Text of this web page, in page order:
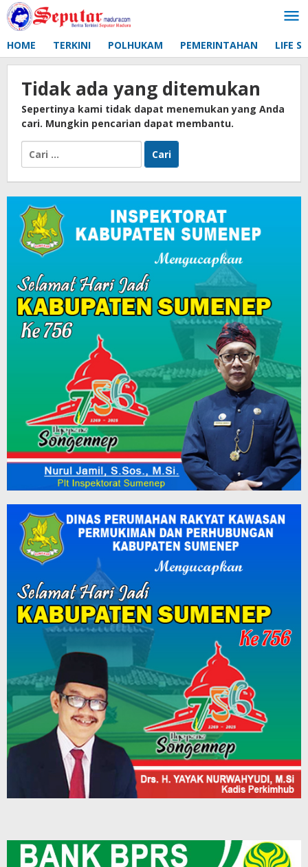
Lewati
ke
HOME TERKINI POLHUKAM PEMERINTAHAN LIFE
Tidak ada yang ditemukan
Sepertinya kami tidak dapat menemukan yang Anda
cari. Mungkin pencarian dapat membantu.
Cari
untuk: